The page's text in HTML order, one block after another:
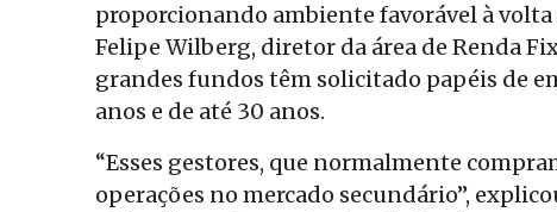
proporcionando ambiente favorável à
Felipe Wilberg, diretor da área de Renda
grandes fundos têm solicitado papéis de
anos e de até 30 anos.
“Esses gestores, que normalmente
operações no mercado secundário”,